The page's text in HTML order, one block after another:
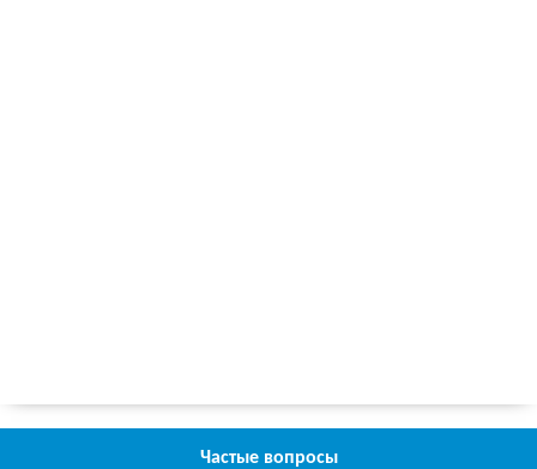
Частые вопросы